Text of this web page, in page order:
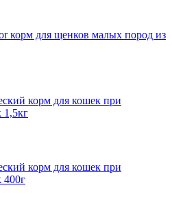
корм для щенков малых пород из
корм для кошек при
1,5кг
корм для кошек при
400г